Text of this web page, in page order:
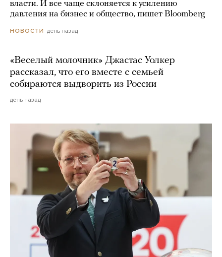
власти. И все чаще склоняется к усилению
давления на бизнес и общество, пишет Bloomberg
НОВОСТИ день назад
«Веселый молочник» Джастас Уолкер
рассказал, что его вместе с семьей
собираются выдворить из России
день назад